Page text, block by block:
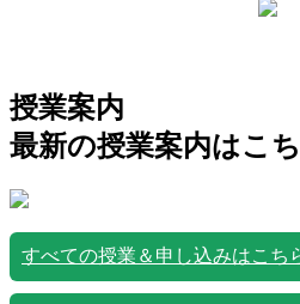
授業案内
最新の授業案内はこち
すべての授業＆申し込みはこち